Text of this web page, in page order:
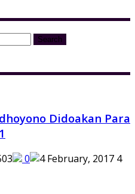
Didoakan Para
0
4